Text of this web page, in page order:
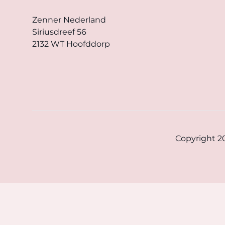
Zenner Nederland
Siriusdreef 56
2132 WT Hoofddorp
Copyright